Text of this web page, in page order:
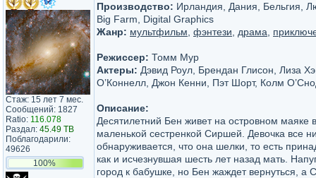
Стаж: 15 лет 7 мес.
Сообщений: 1827
Ratio: 116.078
Раздал: 45.49 TB
Поблагодарили:
49626
100%
Производство: Ирландия, Дания, Бельгия,
Big Farm, Digital Graphics
Жанр: мультфильм фэнтези драма
Режиссер: Томм Мур
Актеры: Дэвид Роул, Брендан Глисон, Лиза
О’Коннелл, Джон Кенни, Пэт Шорт, Колм
Описание:
Десятилетний Бен живет на островном маяке
маленькой сестренкой Сиршей. Девочка все
обнаруживается, что она шелки, то есть
как и исчезнувшая шесть лет назад мать.
город к бабушке, но Бен жаждет вернуться, а